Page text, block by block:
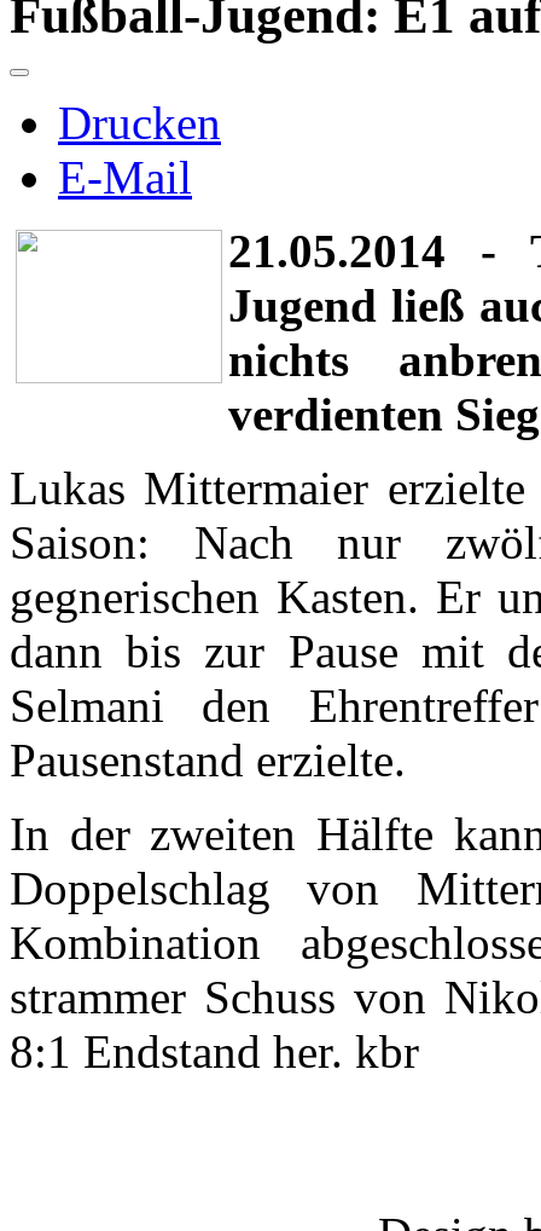
Fußball-Jugend: E1
Drucken
E-Mail
21.05.2014 -
Jugend ließ
nichts
verdienten
Lukas Mittermaier
Saison: Nach nur
gegnerischen Kasten. Er
dann bis zur Pause mit
Selmani den
Pausenstand erzielte.
In der zweiten Hälfte
Doppelschlag von
Kombination
strammer Schuss von
8:1 Endstand her. kbr